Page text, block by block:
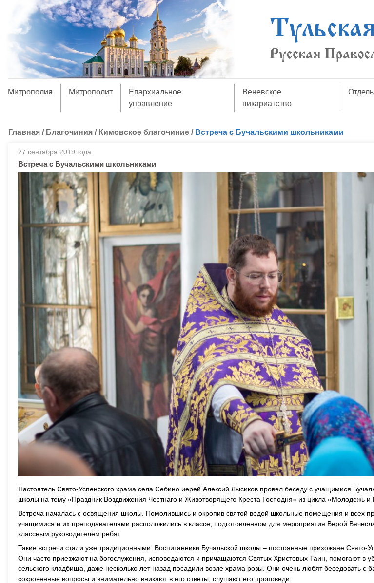
Митрополия Митрополит
Епархиальное
управление
Веневское
викариатство
Главная / Благочиния / Кимовское благочиние / Встреча с Бучальскими школьниками
27 сентября 2019 года.
Встреча с Бучальскими школьниками
Настоятель Свято-Успенского храма села Себино иерей Алексий Лысиков провел беседу с учащимися
школы на тему «Праздник Воздвижения Честнаго и Животворящего Креста Господня» из цикла «Молодежь и
Встреча началась с освящения школы. Помолившись и окропив святой водой школьные помещения и всех
учащимися и их преподавателями расположились в классе, подготовленном для мероприятия Верой
классным руководителем ребят.
Такие встречи стали уже традиционными. Воспитанники Бучальской школы – постоянные прихожане Свято-
Они часто приезжают на богослужения, исповедаются и причащаются Святых Христовых Таин, помогают в
сельского кладбища, даже несколько лет назад посадили возле храма розы. Они очень любят беседовать с
сокровенные вопросы и внимательно вникают в его ответы, слушают его проповеди.